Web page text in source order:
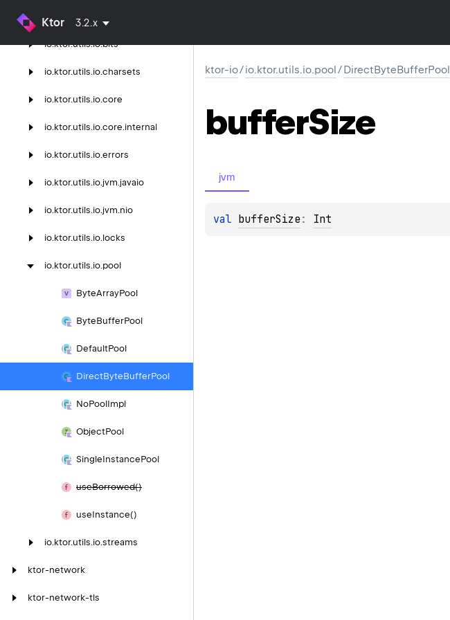
Ktor 3.2.x
io. utils.
io.ktor.utils.io.bits
io.ktor.utils.io.charsets
io.ktor.utils.io.core
io.ktor.utils.io.core.internal
io.ktor.utils.io.errors
io.ktor.utils.io.jvm.javaio
io.ktor.utils.io.jvm.nio
io.ktor.utils.io.locks
io.ktor.utils.io.pool
ByteArrayPool
ByteBufferPool
DefaultPool
DirectByteBufferPool
NoPoolImpl
ObjectPool
SingleInstancePool
useBorrowed()
useInstance()
io.ktor.utils.io.streams
ktor-network
ktor-network-tls
ktor-io/io.ktor.utils.io.pool/DirectByteBufferPool
bufferSize
jvm
val bufferSize : Int